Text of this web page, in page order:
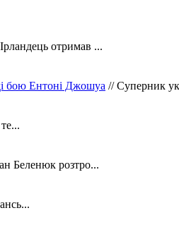
отримав ...
бою Ентоні Джошуа // Суперник
Беленюк розтро...